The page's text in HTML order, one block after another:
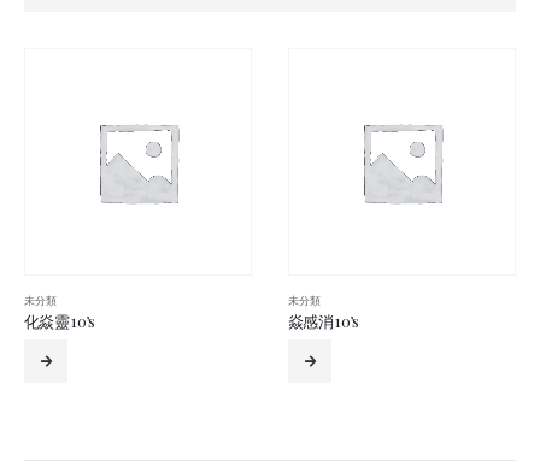
未分類
化焱靈 10’s
未分類
焱感消 10’s